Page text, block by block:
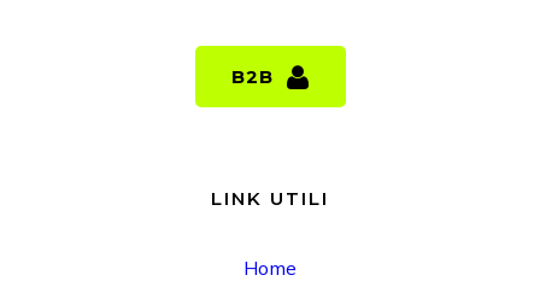
B2B
B2B
LINK UTILI
Home